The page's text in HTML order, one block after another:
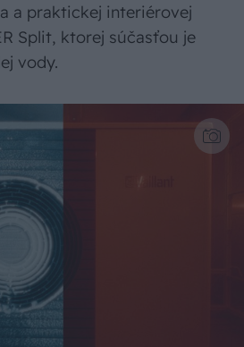
a praktickej interiérovej
Split, ktorej súčasťou je
vody.